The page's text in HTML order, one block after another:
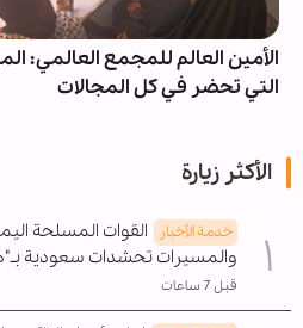
الأمين العالم للمجمع العالمي:
التي تحضر في كل المجالات
الأكثر زيارة
خدمة الأخبار
القوات المسلحة
والمسيرات تحشدات سعودية
قبل 7 ساعات